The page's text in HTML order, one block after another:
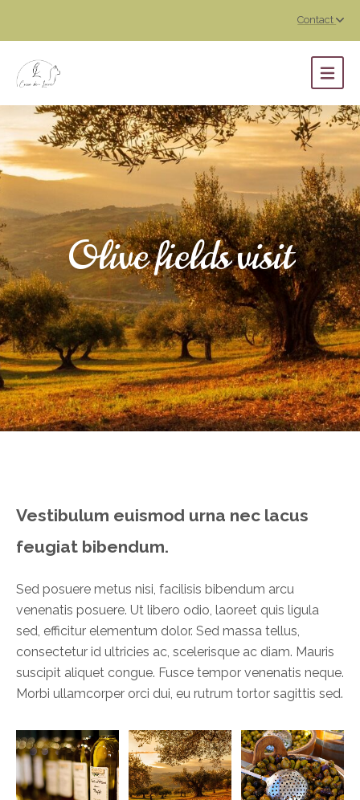
Contact
Olive fields visit
Vestibulum euismod urna nec lacus
feugiat bibendum.
Sed posuere metus nisi, facilisis bibendum arcu
venenatis posuere. Ut libero odio, laoreet quis ligula
sed, efficitur elementum dolor. Sed massa tellus,
consectetur id ultricies ac, scelerisque ac diam. Mauris
suscipit aliquet congue. Fusce tempor venenatis neque.
Morbi ullamcorper orci dui, eu rutrum tortor sagittis sed.